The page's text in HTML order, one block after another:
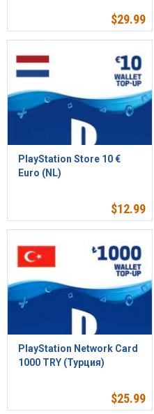
$29.99
PlayStation Store 10 €
Euro (NL)
$12.99
PlayStation Network Card
1000 TRY (Турция)
$25.99